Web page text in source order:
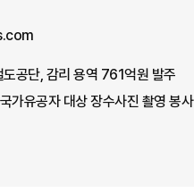
공단, 감리 용역 761억원 발주
가유공자 대상 장수사진 촬영 봉사